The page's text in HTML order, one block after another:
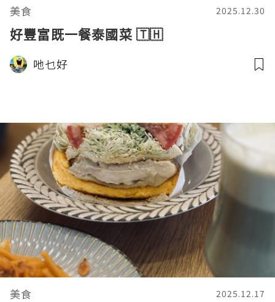
美食 2025.12.30
好豐富既一餐泰國菜 🇹🇭
吔乜好
美食 2025.12.17